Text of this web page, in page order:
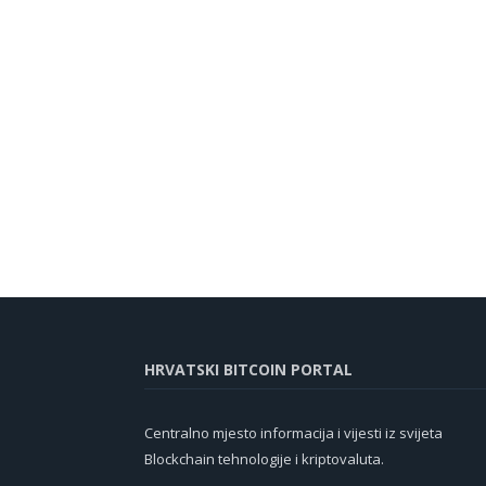
HRVATSKI BITCOIN PORTAL
Centralno mjesto informacija i vijesti iz svijeta
Blockchain tehnologije i kriptovaluta.